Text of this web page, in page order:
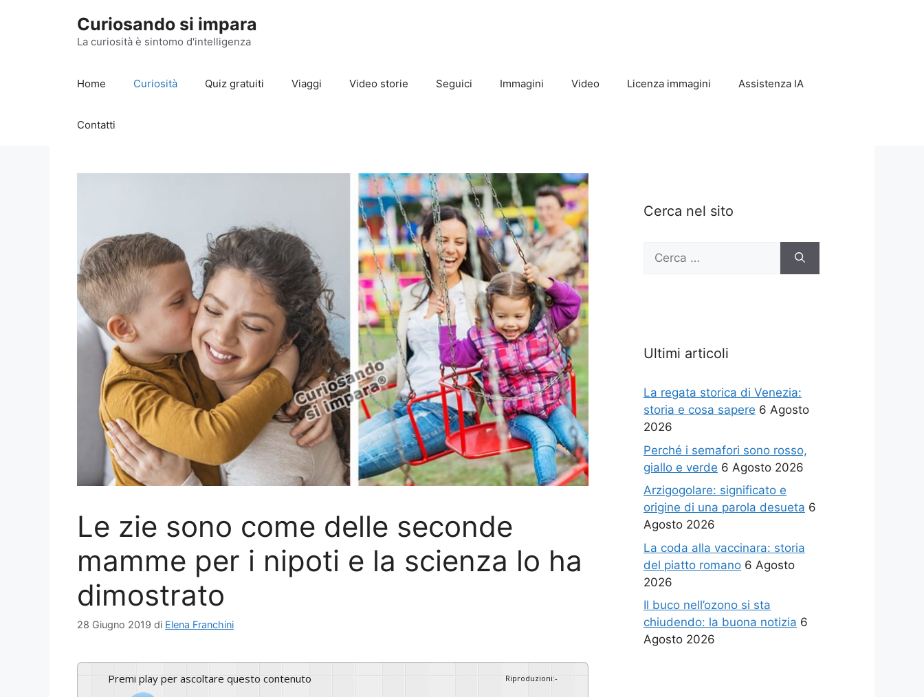
Curiosando si impara
La curiosità è sintomo d'intelligenza
Home Curiosità Quiz gratuiti Viaggi Video storie Seguici Immagini Video Licenza immagini Assistenza IA
Contatti
Le zie sono come delle seconde
mamme per i nipoti e la scienza lo ha
dimostrato
28 Giugno 2019 di Elena Franchini
Premi play per ascoltare questo contenuto Riproduzioni:-
Cerca nel sito
Ricerca
Ultimi articoli
La regata storica di Venezia:
storia e cosa sapere 6 Agosto
2026
Perché i semafori sono rosso,
giallo e verde 6 Agosto 2026
Arzigogolare: significato e
origine di una parola desueta 6
Agosto 2026
La coda alla vaccinara: storia
del piatto romano 6 Agosto
2026
Il buco nell’ozono si sta
chiudendo: la buona notizia 6
Agosto 2026